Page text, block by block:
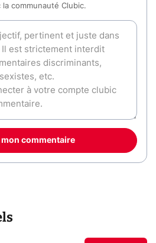
communauté Clubic.
mon commentaire